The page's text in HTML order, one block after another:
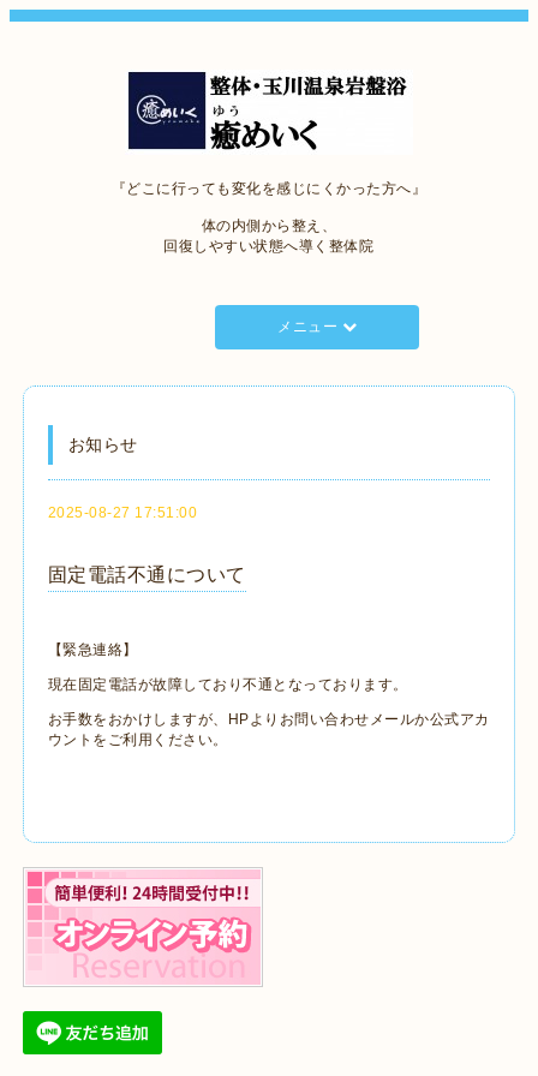
『どこに行っても変化を感じにくかった方へ』
体の内側から整え、
回復しやすい状態へ導く整体院
メニュー
お知らせ
2025-08-27 17:51:00
固定電話不通について
【緊急連絡】
現在固定電話が故障しており不通となっております。
お手数をおかけしますが、HPよりお問い合わせメールか公式アカ
ウントをご利用ください。